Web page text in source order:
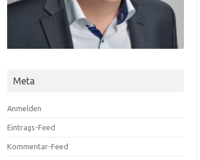
Meta
Anmelden
Eintrags-Feed
Kommentar-Feed